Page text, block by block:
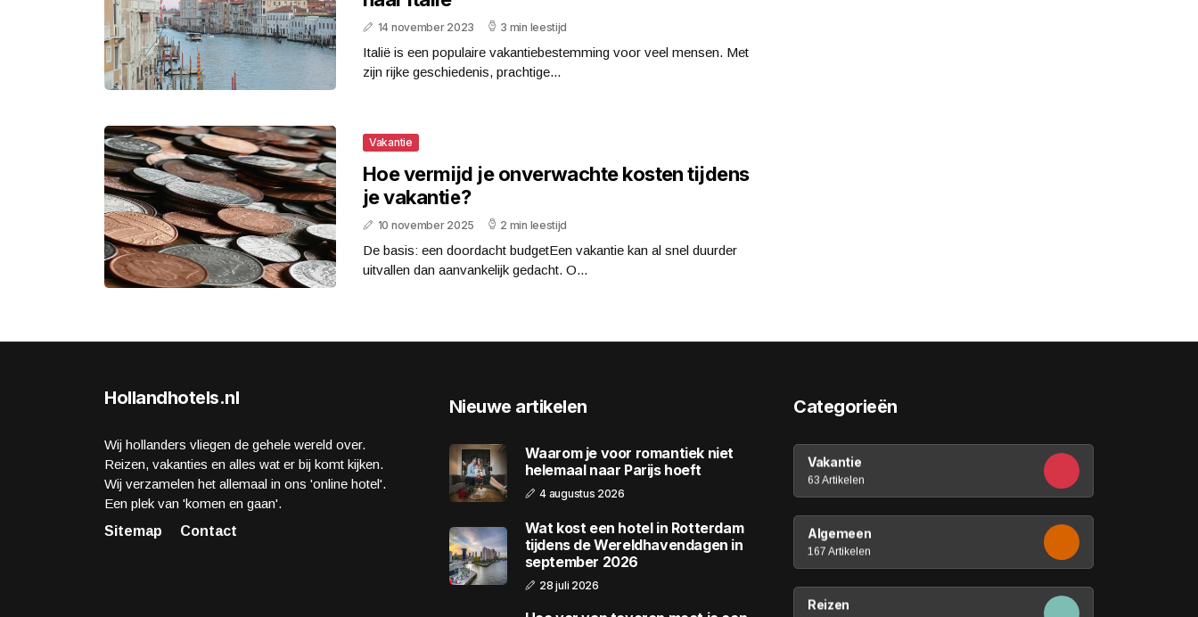
14 november 2023 3 min leestijd
Italië is een populaire vakantiebestemming voor veel mensen. Met
zijn rijke geschiedenis, prachtige...
Vakantie
Hoe vermijd je onverwachte kosten tijdens
je vakantie?
10 november 2025 2 min leestijd
De basis: een doordacht budgetEen vakantie kan al snel duurder
uitvallen dan aanvankelijk gedacht. O...
Hollandhotels.nl
Wij hollanders vliegen de gehele wereld over.
Reizen, vakanties en alles wat er bij komt kijken.
Wij verzamelen het allemaal in ons 'online hotel'.
Een plek van 'komen en gaan'.
Sitemap
Contact
Nieuwe artikelen
Waarom je voor romantiek niet
helemaal naar Parijs hoeft
4 augustus 2026
Wat kost een hotel in Rotterdam
tijdens de Wereldhavendagen in
september 2026
28 juli 2026
Categorieën
Vakantie
63 Artikelen
Algemeen
167 Artikelen
Reizen